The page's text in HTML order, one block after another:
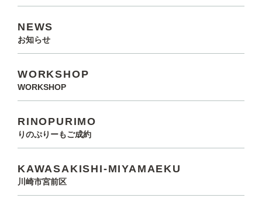
NEWS
お知らせ
WORKSHOP
WORKSHOP
RINOPURIMO
りのぷりーもご成約
KAWASAKISHI-MIYAMAEKU
川崎市宮前区